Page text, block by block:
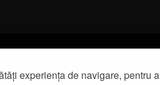
experiența de navigare, pentru a